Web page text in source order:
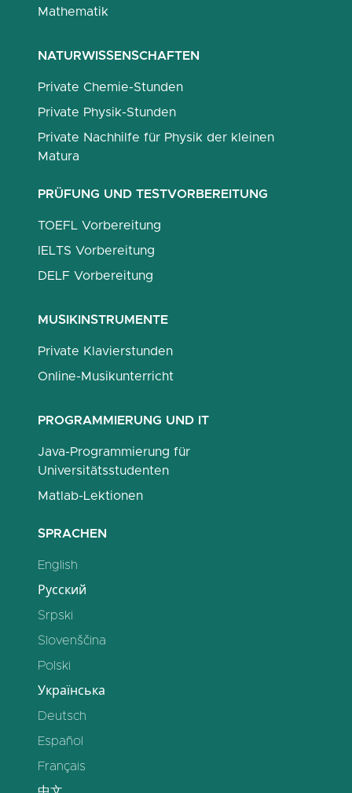
Mathematik
NATURWISSENSCHAFTEN
Private Chemie-Stunden
Private Physik-Stunden
Private Nachhilfe für Physik der kleinen
Matura
PRÜFUNG UND TESTVORBEREITUNG
TOEFL Vorbereitung
IELTS Vorbereitung
DELF Vorbereitung
MUSIKINSTRUMENTE
Private Klavierstunden
Online-Musikunterricht
PROGRAMMIERUNG UND IT
Java-Programmierung für
Universitätsstudenten
Matlab-Lektionen
SPRACHEN
English
Русский
Srpski
Slovenščina
Polski
Українська
Deutsch
Español
Français